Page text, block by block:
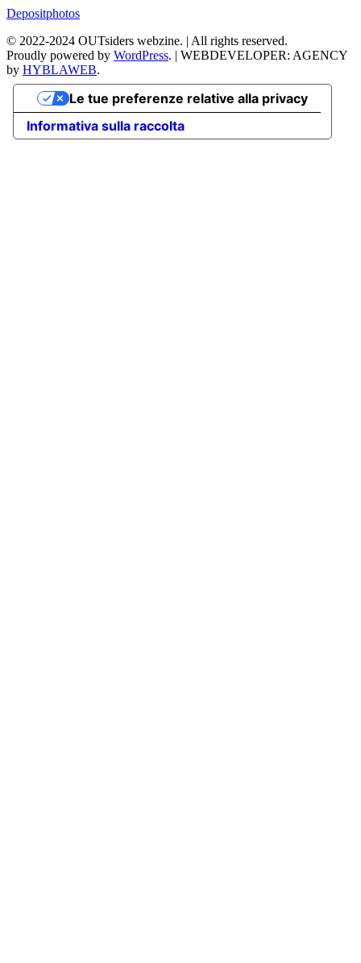
Depositphotos
© 2022-2024 OUTsiders webzine. | All rights reserved.
Proudly powered by WordPress. | WEBDEVELOPER: AGENCY
by HYBLAWEB.
Informativa sulla raccolta
Le tue preferenze relative alla privacy